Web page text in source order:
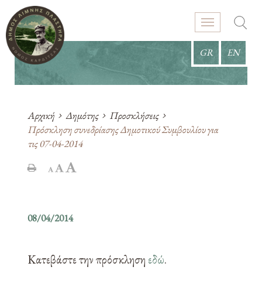
GR EN
Αρχική Δημότης
Προσκλήσεις
Πρόσκληση συνεδρίασης Δημοτικού Συμβουλίου για
τις 07-04-2014
08/04/2014
Κατεβάστε την πρόσκληση εδώ.